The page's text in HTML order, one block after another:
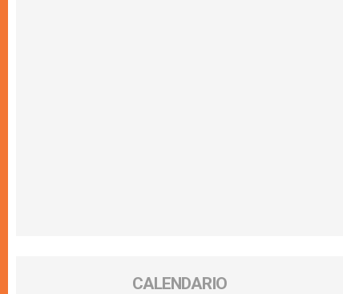
CALENDARIO